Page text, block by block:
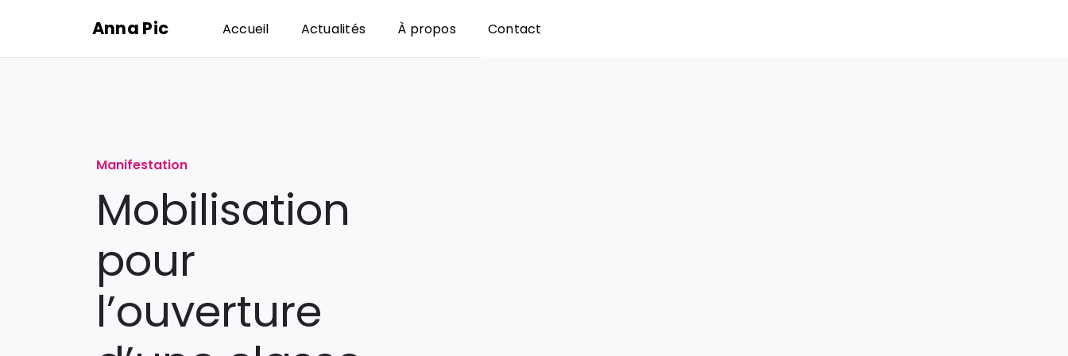
contenu
Anna Pic Accueil Actualités À propos Contact
Manifestation
Mobilisation
pour
l’ouverture